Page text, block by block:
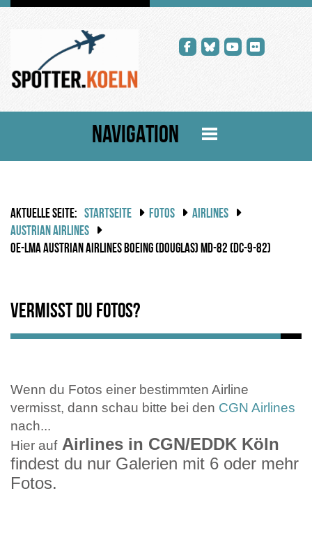
NAVIGATION
AKTUELLE SEITE: STARTSEITE FOTOS
AIRLINES
AUSTRIAN AIRLINES
OE-LMA AUSTRIAN AIRLINES BOEING (DOUGLAS) MD-82 (DC-9-82)
Vermisst du Fotos?
Wenn du Fotos einer bestimmten Airline
vermisst, dann schau bitte bei den CGN Airlines
nach...
Hier auf Airlines in CGN/EDDK Köln
findest du nur Galerien mit 6 oder mehr
Fotos.